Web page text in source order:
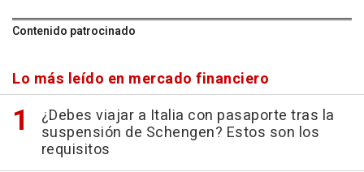
Contenido patrocinado
Lo más leído en mercado financiero
¿Debes viajar a Italia con pasaporte tras la
suspensión de Schengen? Estos son los
requisitos